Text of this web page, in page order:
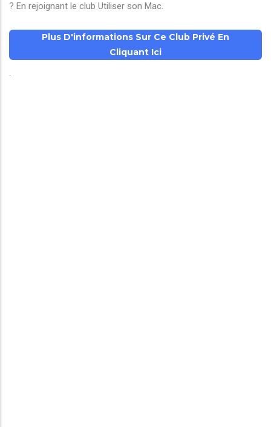
? En rejoignant le club Utiliser son Mac.
Plus D'informations Sur Ce Club Privé En
Cliquant Ici
.